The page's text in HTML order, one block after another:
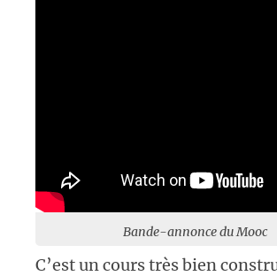
Bande-annonce du Mooc
C’est un cours très bien